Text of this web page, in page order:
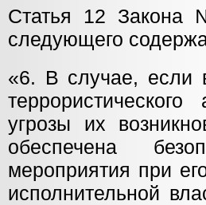
Статья 12
следующего
«6. В случае, если
угрозы их
обеспечена
мероприятия при
исполнительной